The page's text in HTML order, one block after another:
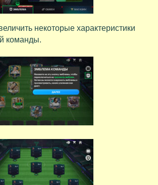
некоторые характеристики
команды.